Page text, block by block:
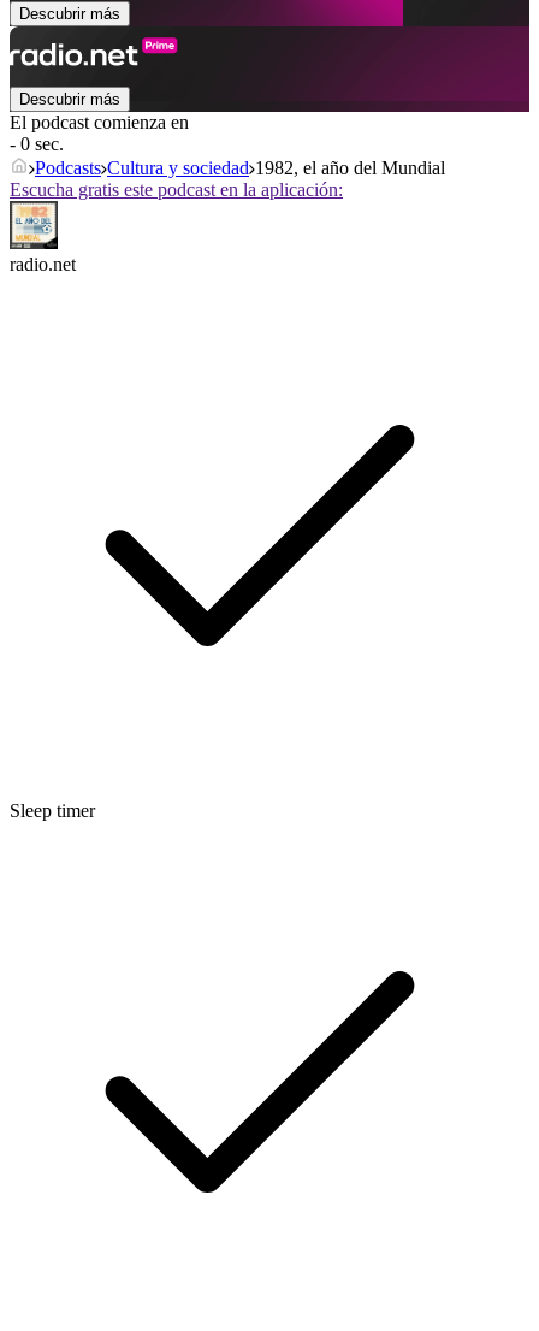
Descubrir más
Descubrir más
El podcast comienza en
- 0 sec.
Podcasts Cultura y sociedad 1982, el año del Mundial
Escucha gratis este podcast en la aplicación:
radio.net
Sleep timer